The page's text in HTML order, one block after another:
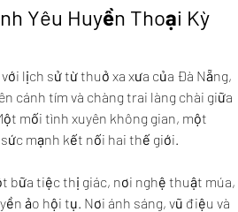
Yêu Huyền Thoại Kỳ
lịch sử từ thuở xa xưa của Đà Nẵng,
cánh tím và chàng trai làng chài giữa
mối tình xuyên không gian, một
mạnh kết nối hai thế giới.
bữa tiệc thị giác, nơi nghệ thuật múa,
ảo hội tụ. Nơi ánh sáng, vũ điệu và